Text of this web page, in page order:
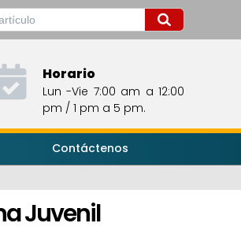
Horario
Lun -Vie 7:00 am a 12:00
pm / 1 pm a 5 pm.
Contáctenos
Juvenil